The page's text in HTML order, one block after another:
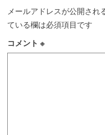
メールアドレスが公開され
ている欄は必須項目です
コメント ※